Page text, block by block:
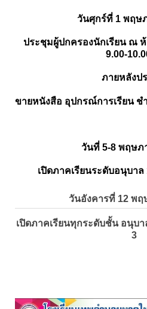
วันศุกร์ที่ 1 พฤษ
ประชุมผู้ปกครองนักเรียน ณ ห้
9.00-
ภายหลังป
ขายหนังสือ อุปกรณ์การเรียน ช
วันที่ 5-8 พฤษภ
เปิดภาคเรียนระดับอนุบาล
วันอังคารที่ 12 พฤ
เปิดภาคเรียนทุกระดับชั้น อนุบ
3